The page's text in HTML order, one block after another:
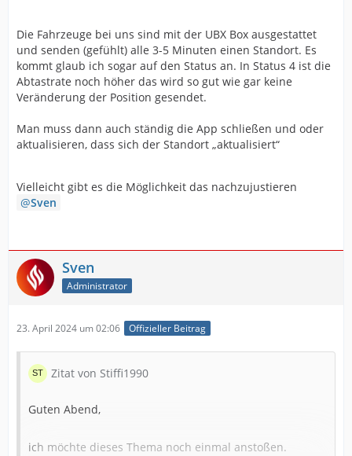
Die Fahrzeuge bei uns sind mit der UBX Box ausgestattet
und senden (gefühlt) alle 3-5 Minuten einen Standort. Es
kommt glaub ich sogar auf den Status an. In Status 4 ist die
Abtastrate noch höher das wird so gut wie gar keine
Veränderung der Position gesendet.
Man muss dann auch ständig die App schließen und oder
aktualisieren, dass sich der Standort „aktualisiert“
Vielleicht gibt es die Möglichkeit das nachzujustieren
Sven
Sven
Administrator
23. April 2024 um 02:06 Offizieller Beitrag
Zitat von Stiffi1990
Guten Abend,
ich möchte dieses Thema noch einmal anstoßen.